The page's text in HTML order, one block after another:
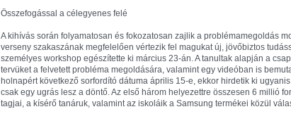
Összefogással a célegyenes felé
A kihívás során folyamatosan és fokozatosan zajlik a problémamegoldás
verseny szakaszának megfelelően vértezik fel magukat új, jövőbiztos
személyes workshop egészítette ki március 23-án. A tanultak alapján a
tervüket a felvetett probléma megoldására, valamint egy videóban is
holnapért következő sorfordító dátuma április 15-e, ekkor hirdetik ki
csak egy ugrás lesz a döntő. Az első három helyezettre összesen 6 millió
tagjai, a kísérő tanáruk, valamint az iskoláik a Samsung termékei közül